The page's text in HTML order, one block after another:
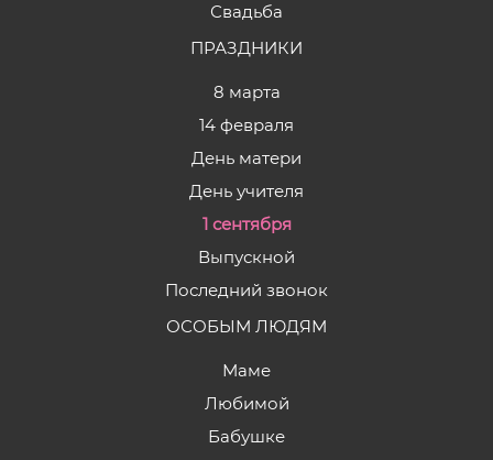
Свадьба
ПРАЗДНИКИ
8 марта
14 февраля
День матери
День учителя
1 сентября
Выпускной
Последний звонок
ОСОБЫМ ЛЮДЯМ
Маме
Любимой
Бабушке